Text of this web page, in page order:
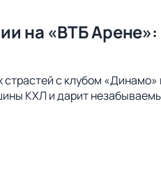
на «ВТБ
страстей с клубом
КХЛ и дарит